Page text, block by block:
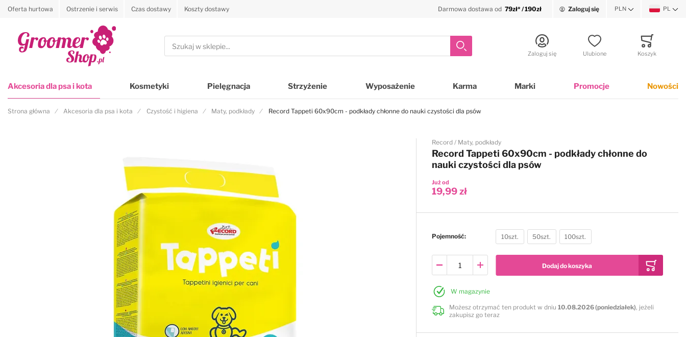
Oferta hurtowa Ostrzenie i serwis Czas dostawy Koszty dostawy Darmowa dostawa od 79zł* / 190zł Zaloguj sięWalutaPLN PL
Szukaj
Szukaj Zaloguj się Ulubione Koszyk
Akcesoria dla psa i kota Kosmetyki Pielęgnacja Strzyżenie Wyposażenie Karma Marki Promocje Nowości
Strona główna Akcesoria dla psa i kota Czystość i higiena Maty, podkłady Record Tappeti 60x90cm - podkłady chłonne do nauki czystości dla psów
Record Maty, podkłady
Record Tappeti 60x90cm - podkłady chłonne do
nauki czystości dla psów
Już od
19,99 zł
Pojemność 10szt. 50szt. 100szt.
Dodaj do koszyka
W magazynie
Możesz otrzymać ten produkt w dniu10.08.2026 (poniedziałek), jeżeli
zakupisz go teraz